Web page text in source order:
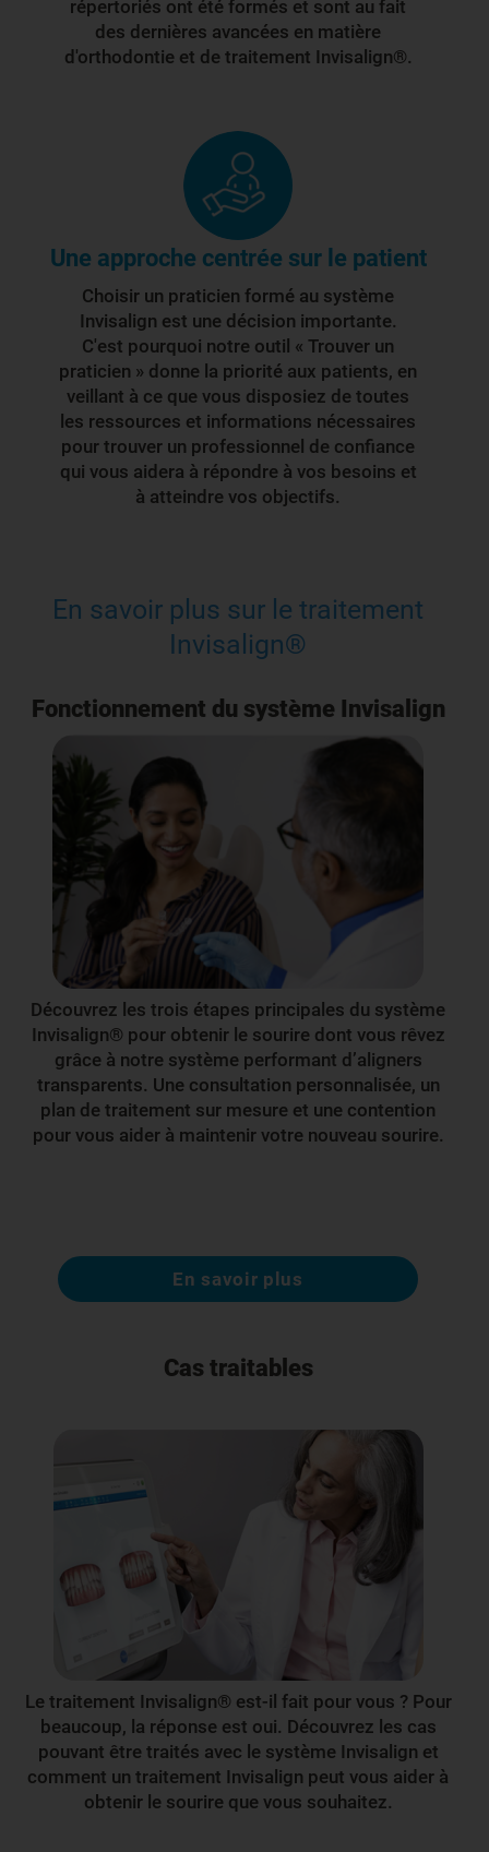
répertoriés ont été formés et sont au fait
des dernières avancées en matière
d'orthodontie et de traitement Invisalign®.
Une approche centrée sur le patient
Choisir un praticien formé au système
Invisalign est une décision importante.
C'est pourquoi notre outil « Trouver un
praticien » donne la priorité aux patients, en
veillant à ce que vous disposiez de toutes
les ressources et informations nécessaires
pour trouver un professionnel de confiance
qui vous aidera à répondre à vos besoins et
à atteindre vos objectifs.
En savoir plus sur le traitement
Invisalign®
Fonctionnement du système Invisalign
Découvrez les trois étapes principales du système
Invisalign® pour obtenir le sourire dont vous rêvez
grâce à notre système performant d’aligners
transparents. Une consultation personnalisée, un
plan de traitement sur mesure et une contention
pour vous aider à maintenir votre nouveau sourire.
En savoir plus
Cas traitables
Le traitement Invisalign® est-il fait pour vous ? Pour
beaucoup, la réponse est oui. Découvrez les cas
pouvant être traités avec le système Invisalign et
comment un traitement Invisalign peut vous aider à
obtenir le sourire que vous souhaitez.